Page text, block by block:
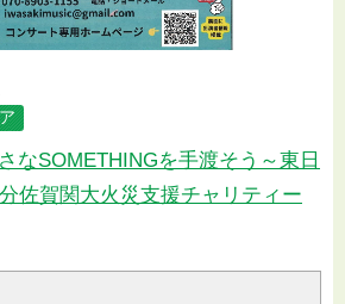
なSOMETHINGを手渡そう～東日
佐賀関大火災支援チャリティー